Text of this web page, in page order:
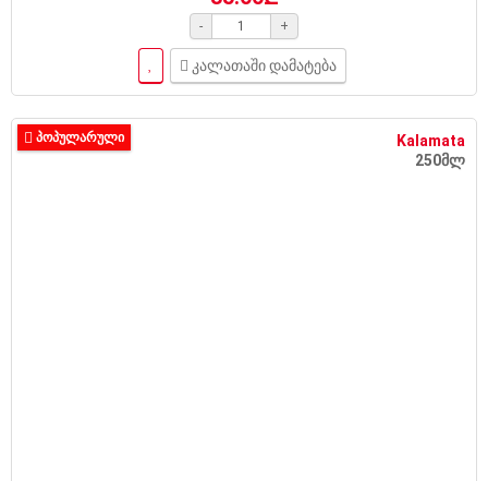
- +
კალათაში დამატება
Kalamata
250მლ
ᲞᲝᲞᲣᲚᲐᲠᲣᲚᲘ